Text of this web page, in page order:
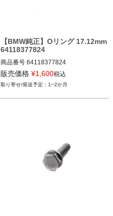
【BMW純正】Oリング 17.12mm
64118377824
商品番号 64118377824
64118377824
販売価格 ¥1,600税込
1~2か月